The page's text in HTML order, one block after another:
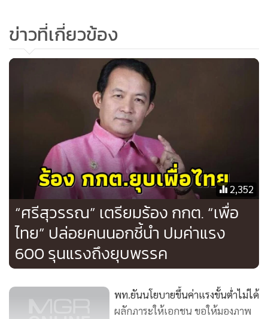
200,000 บาท และตัดสิทธิทางการเมืองต่อไปด้วย
เมื่อถามว่า มีประโยคไหนที่ฟังแล้วมองว่า นายทักษิณ เข้าข่ายว่า
ครอบงำพรรค นายศรีสุวรรณ กล่าวว่า ตนถอดเทปออกมาแล้ว
ฟังมี 5 ประโยคที่เข้าข่าย แต่เรื่องนี้คนตัดสิน ต้องเป็น กกต. ซึ่ง
ตนก็เชื่อมั่นในหลักฐานของตัวเองทั้งคลิปวิดีโอที่นายทักษิณพูด
นำเสนอ เชื่อว่าจะมีน้ำหนักอยู่พอสมควร
ข่าวที่เกี่ยวข้อง
2,352
“ศรีสุวรรณ” เตรียมร้อง กกต. “เพื่อ
ไทย” ปล่อยคนนอกชี้นำ ปมค่าแรง
600 รุนแรงถึงยุบพรรค
พท.ยันนโยบายขึ้นค่าแรงขั้นต่ำไม่ได้
ผลักภาระให้เอกชน ขอให้มองภาพ